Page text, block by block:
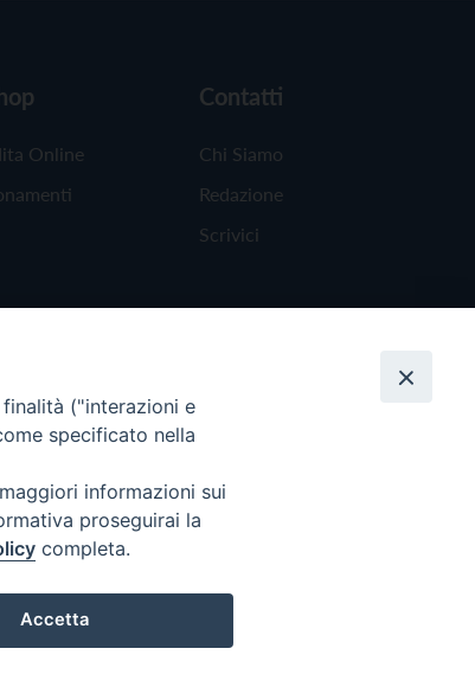
Online
Contatti
Chi Siamo
Redazione
Scrivici
("interazioni e
specificato nella
informazioni sui
proseguirai la
completa.
Accetta